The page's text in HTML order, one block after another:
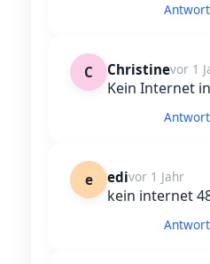
C Christinevor 1
Kein Internet
e edivor 1 Jahr
kein internet